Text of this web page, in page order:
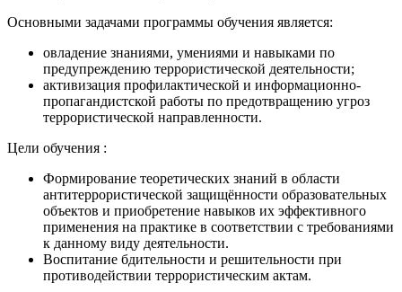
Основными задачами программы обучения является:
овладение знаниями, умениями и навыками по
предупреждению террористической деятельности;
активизация профилактической и информационно-
пропагандистской работы по предотвращению угроз
террористической направленности.
Цели обучения :
Формирование теоретических знаний в области
антитеррористической защищённости образовательных
объектов и приобретение навыков их эффективного
применения на практике в соответствии с требованиями
к данному виду деятельности.
Воспитание бдительности и решительности при
противодействии террористическим актам.